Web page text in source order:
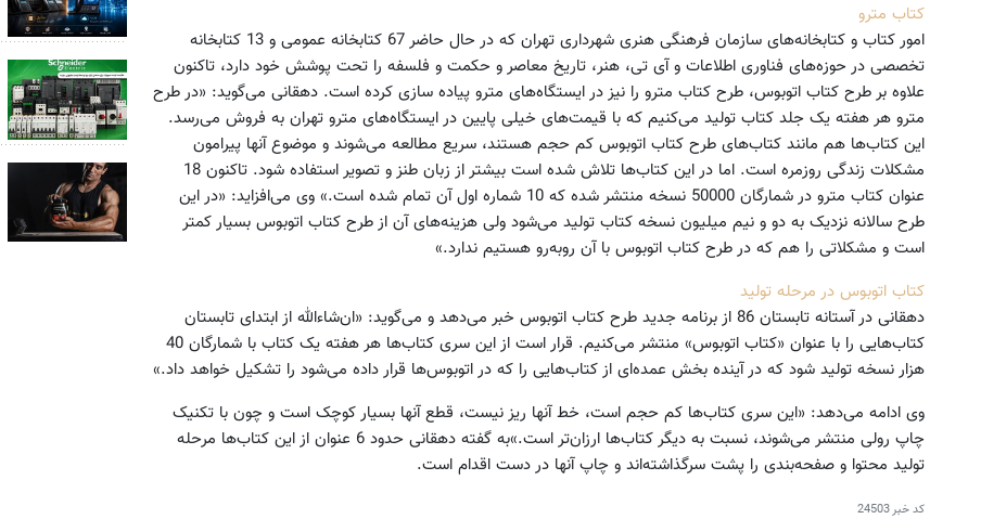
کتاب مترو
امور کتاب و کتابخانه‌های سازمان فرهنگی هنری شهرداری تهران که در حال حاضر 67 کتابخانه عمومی و 13 کتابخانه
تخصصی در حوزه‌های فناوری اطلاعات و آی تی، هنر، تاریخ معاصر و حکمت و فلسفه را تحت پوشش خود دارد، تاکنون
علاوه بر طرح کتاب اتوبوس، طرح کتاب مترو را نیز در ایستگاه‌های مترو پیاده سازی کرده است. دهقانی می‌گوید: «در طرح
مترو هر هفته یک جلد کتاب تولید می‌کنیم که با قیمت‌های خیلی پایین در ایستگاه‌های مترو تهران به فروش می‌رسد.
این کتاب‌ها هم مانند کتاب‌های طرح کتاب اتوبوس کم حجم هستند، سریع مطالعه می‌شوند و موضوع آنها پیرامون
مشکلات زندگی روزمره است. اما در این کتاب‌ها تلاش شده است بیشتر از زبان طنز و تصویر استفاده شود. تاکنون 18
عنوان کتاب مترو در شمارگان 50000 نسخه منتشر شده که 10 شماره اول آن تمام شده است.» وی می‌افزاید: «در این
طرح سالانه نزدیک به دو و نیم میلیون نسخه کتاب تولید می‌شود ولی هزینه‌های آن از طرح کتاب اتوبوس بسیار کمتر
است و مشکلاتی را هم که در طرح کتاب اتوبوس با آن روبه‌رو هستیم ندارد.»
کتاب اتوبوس در مرحله تولید
دهقانی در آستانه تابستان 86 از برنامه جدید طرح کتاب اتوبوس خبر می‌دهد و می‌گوید: «ان‌شاءالله از ابتدای تابستان
کتاب‌هایی را با عنوان «کتاب اتوبوس» منتشر می‌کنیم. قرار است از این سری کتاب‌ها هر هفته یک کتاب با شمارگان 40
هزار نسخه تولید شود که در آینده بخش عمده‌ای از کتاب‌هایی را که در اتوبوس‌ها قرار داده می‌شود را تشکیل خواهد داد.»
وی ادامه می‌دهد: «این سری کتاب‌ها کم حجم است، خط آنها ریز نیست، قطع آنها بسیار کوچک است و چون با تکنیک
چاپ رولی منتشر می‌شوند، نسبت به دیگر کتاب‌ها ارزان‌تر است.»به گفته دهقانی حدود 6 عنوان از این کتاب‌ها مرحله
تولید محتوا و صفحه‌بندی را پشت سرگذاشته‌اند و چاپ آنها در دست اقدام است.
کد خبر24503